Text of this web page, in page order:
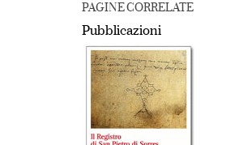
PAGINE CORRELATE
Pubblicazioni